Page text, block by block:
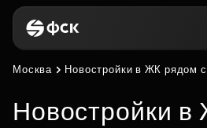
Москва Новостройки в ЖК рядом
Новостройки